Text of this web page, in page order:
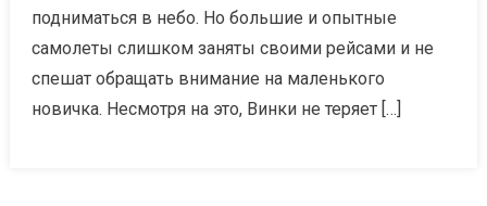
подниматься в небо. Но большие и опытные
самолеты слишком заняты своими рейсами и не
спешат обращать внимание на маленького
новичка. Несмотря на это, Винки не теряет […]